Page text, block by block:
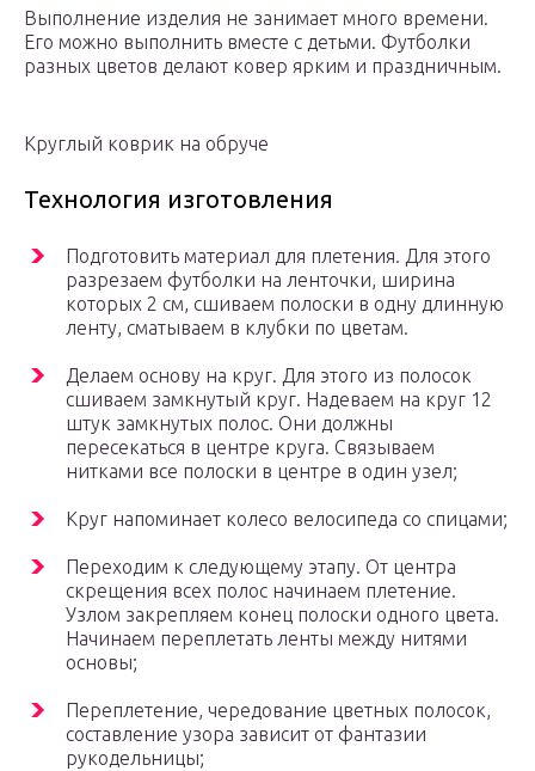
Выполнение изделия не занимает много времени.
Его можно выполнить вместе с детьми. Футболки
разных цветов делают ковер ярким и праздничным.
Круглый коврик на обруче
Технология изготовления
Подготовить материал для плетения. Для этого
разрезаем футболки на ленточки, ширина
которых 2 см, сшиваем полоски в одну длинную
ленту, сматываем в клубки по цветам.
Делаем основу на круг. Для этого из полосок
сшиваем замкнутый круг. Надеваем на круг 12
штук замкнутых полос. Они должны
пересекаться в центре круга. Связываем
нитками все полоски в центре в один узел;
Круг напоминает колесо велосипеда со спицами;
Переходим к следующему этапу. От центра
скрещения всех полос начинаем плетение.
Узлом закрепляем конец полоски одного цвета.
Начинаем переплетать ленты между нитями
основы;
Переплетение, чередование цветных полосок,
составление узора зависит от фантазии
рукодельницы;